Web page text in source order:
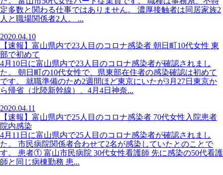
定多数と関わる仕事ではありません。 濃厚接触者は同居家族2
人と職場関係者2人。 ...
2020.04.10
【速報】富山県内で23人目のコロナ感染者 朝日町10代女性 東
部で初めて
4月10日に富山県内で23人目のコロナ感染者が確認されまし
た。 朝日町の10代女性で、県東部在住者の感染確認は初めて
です。 就職準備のため2週間ほど東京にいたが3月27日東京か
ら帰省（北陸新幹線）、4月4日神奈...
2020.04.11
【速報】富山県内で25人目のコロナ感染者 70代女性入院患者
院内感染
4月11日に富山県内で25人目のコロナ感染者が確認されまし
た。 市民病院関係者合わせて2名が感染していたとのことで
す。 患者① 富山市民病院 30代女性看護師 先に感染の50代看護
師と同じ病棟勤務 患...